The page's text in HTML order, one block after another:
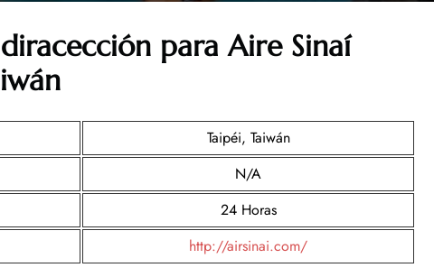
para Aire Sinaí
Taipéi, Taiwán
N/A
24 Horas
http://airsinai.com/